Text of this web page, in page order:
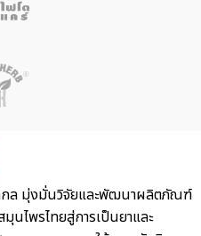
กล มุ่งมั่นวิจัยและพัฒนาผลิตภัณฑ์
นไพรไทยสู่การเป็นยาและ